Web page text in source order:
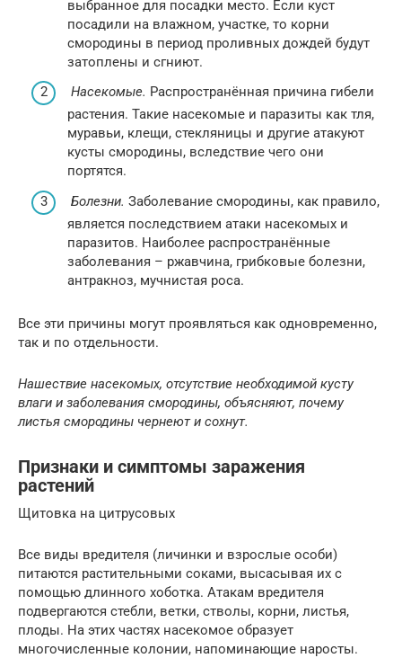
выбранное для посадки место. Если куст
посадили на влажном, участке, то корни
смородины в период проливных дождей будут
затоплены и сгниют.
Насекомые. Распространённая причина гибели
растения. Такие насекомые и паразиты как тля,
муравьи, клещи, стекляницы и другие атакуют
кусты смородины, вследствие чего они
портятся.
Болезни. Заболевание смородины, как правило,
является последствием атаки насекомых и
паразитов. Наиболее распространённые
заболевания – ржавчина, грибковые болезни,
антракноз, мучнистая роса.
Все эти причины могут проявляться как одновременно,
так и по отдельности.
Нашествие насекомых, отсутствие необходимой кусту
влаги и заболевания смородины, объясняют, почему
листья смородины чернеют и сохнут.
Признаки и симптомы заражения
растений
Щитовка на цитрусовых
Все виды вредителя (личинки и взрослые особи)
питаются растительными соками, высасывая их с
помощью длинного хоботка. Атакам вредителя
подвергаются стебли, ветки, стволы, корни, листья,
плоды. На этих частях насекомое образует
многочисленные колонии, напоминающие наросты.